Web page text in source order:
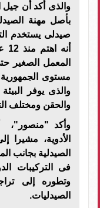
والذى أكد أن جيل
بأصل مهنة
المعمل الصغير
مستوى الجمهورية
والذى يوفر
والحقن ومختلف
وأكد "منصور"،
الأدوية، مشيرا
الصيدلية بجانب
فى التركيبات
وتطوره إلى
الصيدليات.